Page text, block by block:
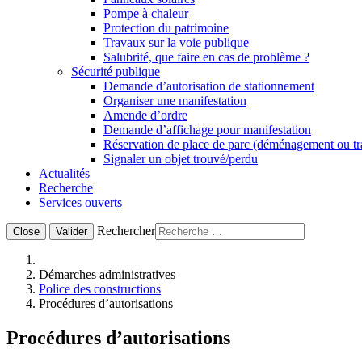
Pompe à chaleur
Protection du patrimoine
Travaux sur la voie publique
Salubrité, que faire en cas de problème ?
Sécurité publique
Demande d’autorisation de stationnement
Organiser une manifestation
Amende d’ordre
Demande d’affichage pour manifestation
Réservation de place de parc (déménagement ou
Signaler un objet trouvé/perdu
Actualités
Recherche
Services ouverts
Close Valider Rechercher
Démarches administratives
Police des constructions
Procédures d’autorisations
Procédures d’autorisations